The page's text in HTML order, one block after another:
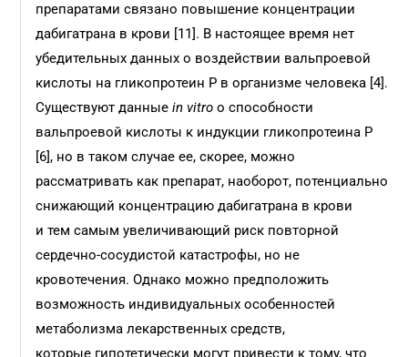
препаратами связано повышение концентрации
дабигатрана в крови [11]. В настоящее время нет
убедительных данных о воздействии вальпроевой
кислоты на гликопротеин Р в организме человека [4].
Существуют данныеin vitro о способности
вальпроевой кислоты к индукции гликопротеина Р
[6], но в таком случае ее, скорее, можно
рассматривать как препарат, наоборот, потенциально
снижающий концентрацию дабигатрана в крови
и тем самым увеличивающий риск повторной
сердечно-сосудистой катастрофы, но не
кровотечения. Однако можно предположить
возможность индивидуальных особенностей
метаболизма лекарственных средств,
которые гипотетически могут привести к тому, что